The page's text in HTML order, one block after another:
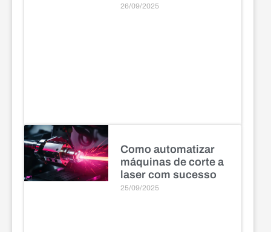
26/09/2025
Como automatizar
máquinas de corte a
laser com sucesso
25/09/2025